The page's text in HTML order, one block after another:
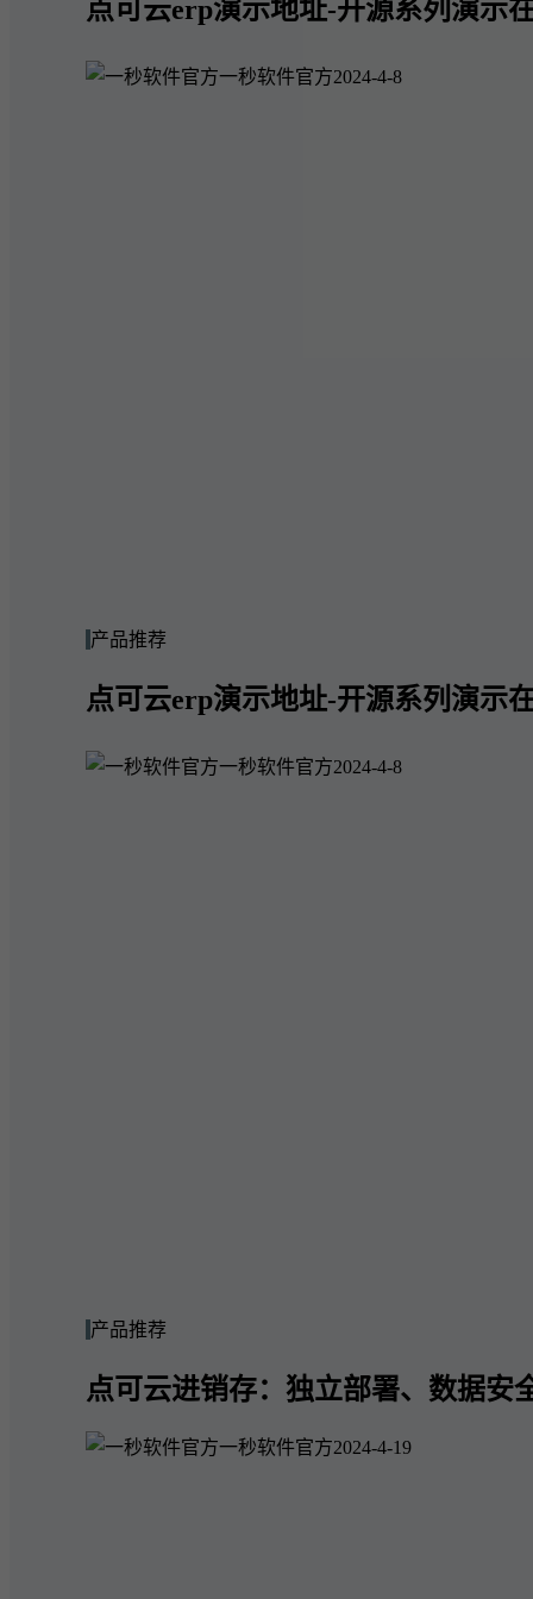
点可云erp演示地址-开源系列演示
一秒软件官方2024-4-8
产品推荐
点可云erp演示地址-开源系列演示
一秒软件官方2024-4-8
产品推荐
点可云进销存：独立部署、数据安
一秒软件官方2024-4-19